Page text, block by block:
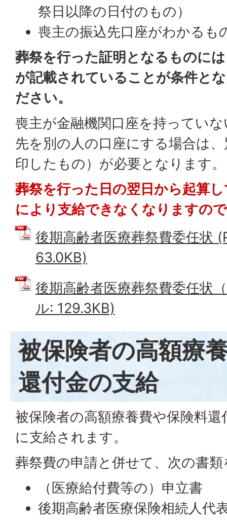
祭日以降の日付のもの）
喪主の振込先口座がわかるも
葬祭を行った証明となるものに
が記載されていることが条件と
ださい。
喪主が金融機関口座を持ってい
先を別の人の口座にする場合は
印したもの）が必要となります。
葬祭を行った日の翌日から起算
により支給できなくなりますの
後期高齢者医療葬祭費委任状
63.0KB)
後期高齢者医療葬祭費委任状
ル: 129.3KB)
被保険者の高額療
還付金の支給
被保険者の高額療養費や保険料
に支給されます。
葬祭費の申請と併せて、次の書
（医療給付費等の）申立書
後期高齢者医療保険相続人代